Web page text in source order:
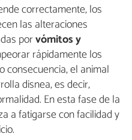
correctamente, los
las alteraciones
porvómitos y
rápidamente los
consecuencia, el animal
disnea, es decir,
En esta fase de la
a fatigarse con facilidad y